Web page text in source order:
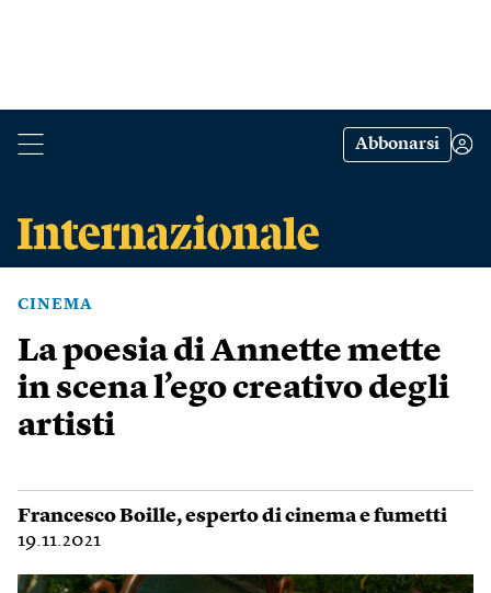
Abbonarsi
CINEMA
La poesia di Annette mette
in scena l’ego creativo degli
artisti
Francesco Boille, esperto di cinema e fumetti
19.11.2021